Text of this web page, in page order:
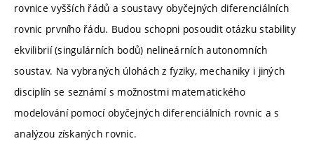
rovnice vyšších řádů a soustavy obyčejných diferenciálních
rovnic prvního řádu. Budou schopni posoudit otázku stability
ekvilibrií (singulárních bodů) nelineárních autonomních
soustav. Na vybraných úlohách z fyziky, mechaniky i jiných
disciplín se seznámí s možnostmi matematického
modelování pomocí obyčejných diferenciálních rovnic a s
analýzou získaných rovnic.